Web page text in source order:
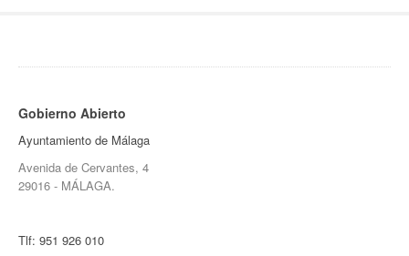
Gobierno Abierto
Ayuntamiento de Málaga
Avenida de Cervantes, 4
29016 - MÁLAGA.
Tlf: 951 926 010